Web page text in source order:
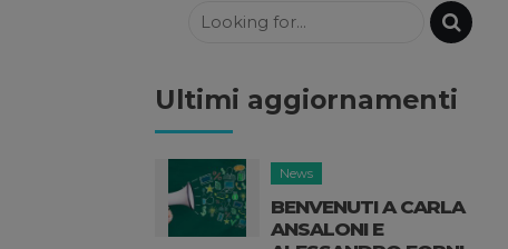
Ultimi aggiornamenti
Compliance Aziendale
Pubblicazioni
Pubblicazioni Rebecca Testolin